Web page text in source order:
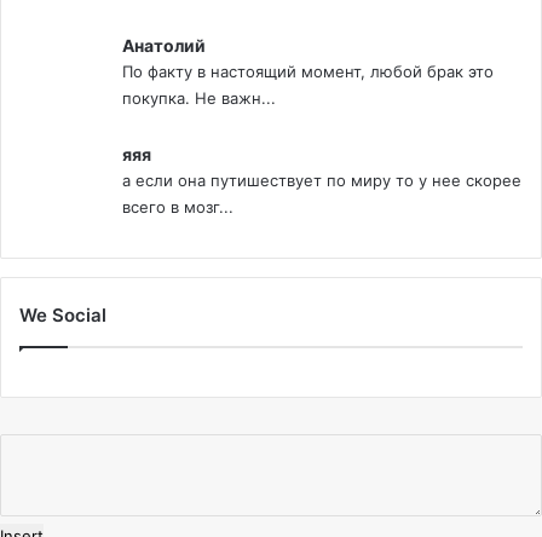
Анатолий
По факту в настоящий момент, любой брак это
покупка. Не важн...
яяя
а если она путишествует по миру то у нее скорее
всего в мозг...
We Social